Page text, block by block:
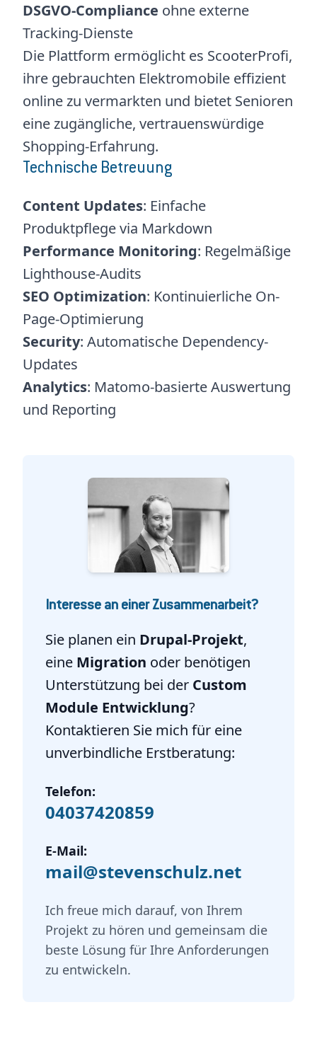
DSGVO-Compliance ohne externe
Tracking-Dienste
Die Plattform ermöglicht es ScooterProfi,
ihre gebrauchten Elektromobile effizient
online zu vermarkten und bietet Senioren
eine zugängliche, vertrauenswürdige
Shopping-Erfahrung.
Technische Betreuung
Content Updates: Einfache
Produktpflege via Markdown
Performance Monitoring: Regelmäßige
Lighthouse-Audits
SEO Optimization: Kontinuierliche On-
Page-Optimierung
Security: Automatische Dependency-
Updates
Analytics: Matomo-basierte Auswertung
und Reporting
Interesse an einer Zusammenarbeit?
Sie planen ein Drupal-Projekt,
eine Migration oder benötigen
Unterstützung bei der Custom
Module Entwicklung?
Kontaktieren Sie mich für eine
unverbindliche Erstberatung:
Telefon:
04037420859
E-Mail:
mail@stevenschulz.net
Ich freue mich darauf, von Ihrem
Projekt zu hören und gemeinsam die
beste Lösung für Ihre Anforderungen
zu entwickeln.